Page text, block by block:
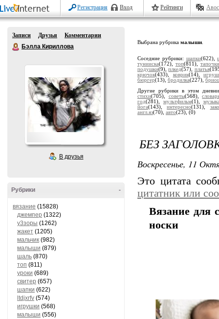
Регистрация Вход Рейтинги
Записи Друзья
Комментарии
Бэлла Кириллова
В друзья
-
Рубрики
вязание (15828)
джемпер (1322)
у3зоры (1262)
жакет (1205)
мальчик (982)
малыши (879)
шаль (870)
топ (811)
уроки (689)
свитер (657)
шапки (622)
ltdjxrfv (574)
игрушки (568)
малыши (556)
Выбрана рубрика малыши
Соседние рубрики: шапки(622),
тунииска(172), топ(811), тапочки
подушки(9),плкед(57), платья
крючок(433), коврик(14),
бюргер(13), бродилка(227),
Другие рубрики в этом
стихи(705), советы(568),
год(281), мультфильм(1),
йога(143),интересно(131),
англ.яз(70), авто(23), (0)
БЕЗ
Воскресенье, 11
Это цитата
цитатник или
Вязание для
носки